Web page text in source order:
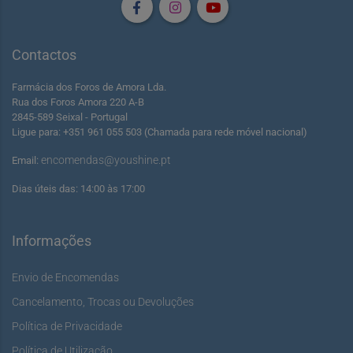
Contactos
Farmácia dos Foros de Amora Lda.
Rua dos Foros Amora 220 A-B
2845-589 Seixal - Portugal
Ligue para: +351 961 055 503 (Chamada para rede móvel nacional)
Email: encomendas@youshine.pt
Dias úteis das: 14:00 às 17:00
Informações
Envio de Encomendas
Cancelamento, Trocas ou Devoluções
Política de Privacidade